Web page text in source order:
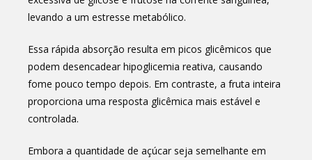
levando a um estresse metabólico.
Essa rápida absorção resulta em picos glicêmicos que
podem desencadear hipoglicemia reativa, causando
fome pouco tempo depois. Em contraste, a fruta inteira
proporciona uma resposta glicêmica mais estável e
controlada.
Embora a quantidade de açúcar seja semelhante em